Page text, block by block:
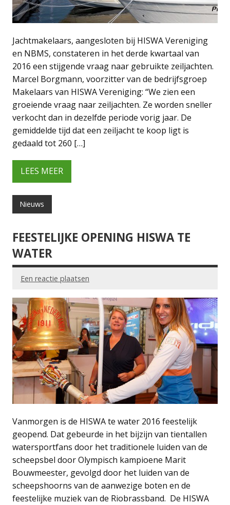
Jachtmakelaars, aangesloten bij HISWA Vereniging
en NBMS, constateren in het derde kwartaal van
2016 een stijgende vraag naar gebruikte zeiljachten.
Marcel Borgmann, voorzitter van de bedrijfsgroep
Makelaars van HISWA Vereniging: “We zien een
groeiende vraag naar zeiljachten. Ze worden sneller
verkocht dan in dezelfde periode vorig jaar. De
gemiddelde tijd dat een zeiljacht te koop ligt is
gedaald tot 260 […]
LEES MEER
Nieuws
FEESTELIJKE OPENING HISWA TE
WATER
Een reactie plaatsen
Vanmorgen is de HISWA te water 2016 feestelijk
geopend. Dat gebeurde in het bijzijn van tientallen
watersportfans door het traditionele luiden van de
scheepsbel door Olympisch kampioene Marit
Bouwmeester, gevolgd door het luiden van de
scheepshoorns van de aanwezige boten en de
feestelijke muziek van de Riobrassband. De HISWA